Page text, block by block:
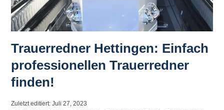
Trauerredner Hettingen: Einfach
professionellen Trauerredner
finden!
Zuletzt editiert: Juli 27, 2023